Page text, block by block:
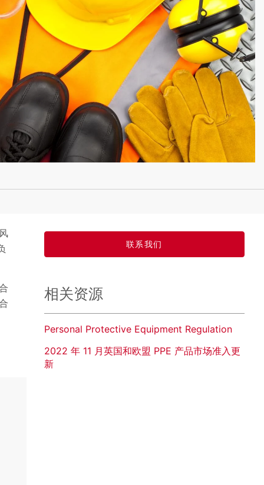
联系我们
相关资源
Personal Protective Equipment Regulation
2022 年 11 月英国和欧盟 PPE 产品市场准入更
新